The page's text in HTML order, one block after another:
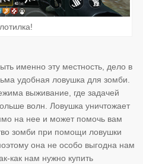
именно эту местность, дело в
удобная ловушка для зомби.
выживание, где задачей
волн. Ловушка уничтожает
на нее и может помочь вам
зомби при помощи ловушки
она не особо выгодна нам
как нам нужно купить